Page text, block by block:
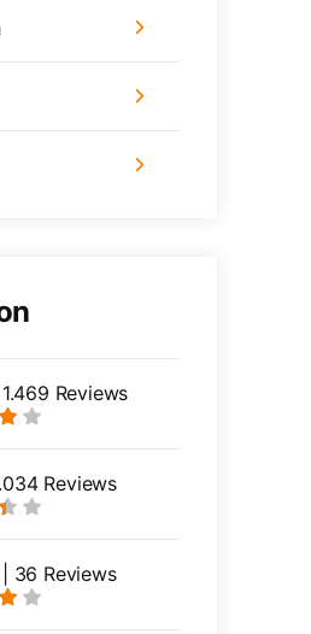
Reviews
Reviews
36 Reviews